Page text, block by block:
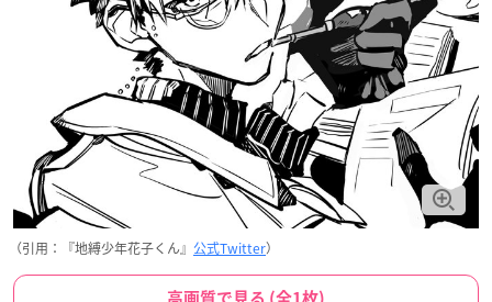
（引用：『地縛少年花子くん』 公式Twitter）
高画質で見る (全1枚)